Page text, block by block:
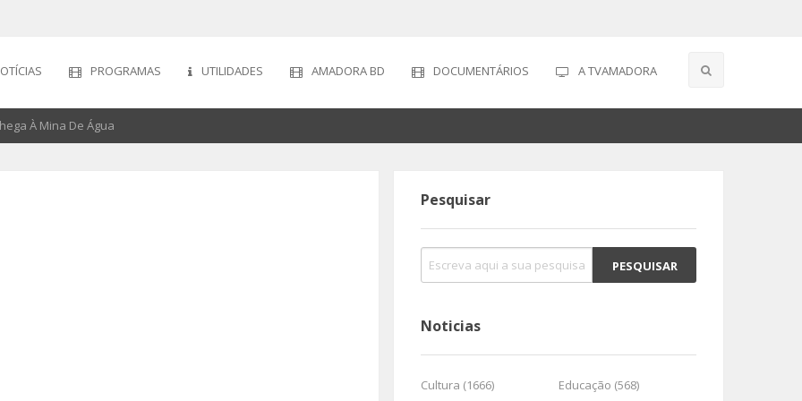
PROGRAMAS UTILIDADES AMADORA BD DOCUMENTÁRIOS A TVAMADORA
À Mina De Água
Pesquisar
Noticias
Cultura (1666)
Educação (568)